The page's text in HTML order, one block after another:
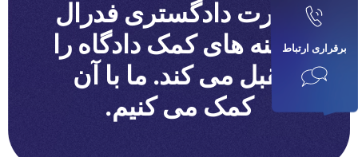
برقراری ارتباط
وزارت دادگستری فدرال
هزینه های کمک دادگاه را
تقبل می کند. ما با آن
کمک می کنیم.